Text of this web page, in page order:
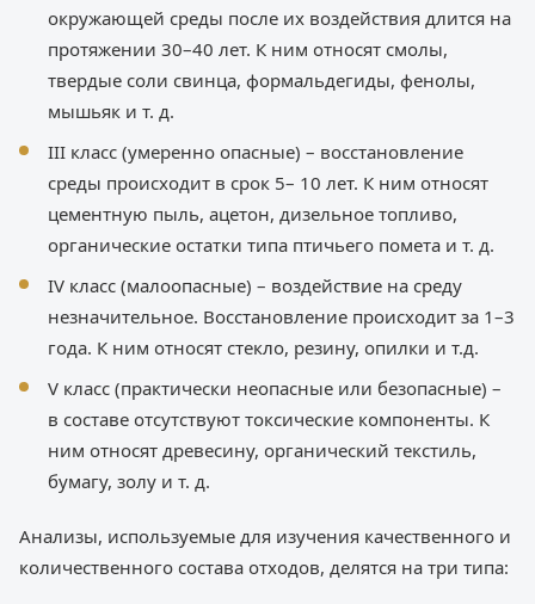
окружающей среды после их воздействия длится на
протяжении 30–40 лет. К ним относят смолы,
твердые соли свинца, формальдегиды, фенолы,
мышьяк и т. д.
III класс (умеренно опасные) – восстановление
среды происходит в срок 5– 10 лет. К ним относят
цементную пыль, ацетон, дизельное топливо,
органические остатки типа птичьего помета и т. д.
IV класс (малоопасные) – воздействие на среду
незначительное. Восстановление происходит за 1–3
года. К ним относят стекло, резину, опилки и т.д.
V класс (практически неопасные или безопасные) –
в составе отсутствуют токсические компоненты. К
ним относят древесину, органический текстиль,
бумагу, золу и т. д.
Анализы, используемые для изучения качественного и
количественного состава отходов, делятся на три типа: